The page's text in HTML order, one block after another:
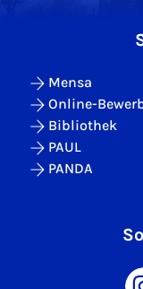
Mensa
Online-
Bibliothek
PAUL
PANDA